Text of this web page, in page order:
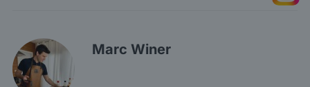
Marc Winer